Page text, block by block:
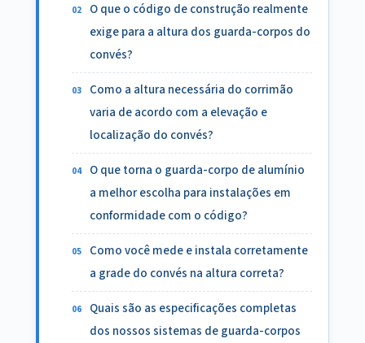
O que o código de construção realmente
exige para a altura dos guarda-corpos do
convés?
Como a altura necessária do corrimão
varia de acordo com a elevação e
localização do convés?
O que torna o guarda-corpo de alumínio
a melhor escolha para instalações em
conformidade com o código?
Como você mede e instala corretamente
a grade do convés na altura correta?
Quais são as especificações completas
dos nossos sistemas de guarda-corpos